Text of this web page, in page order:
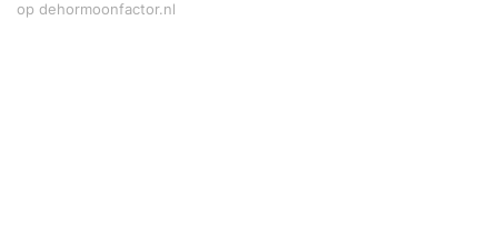
op dehormoonfactor.nl